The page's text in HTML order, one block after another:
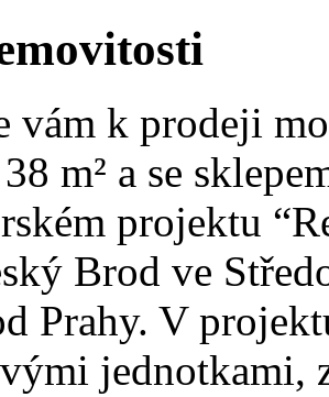
vám k prodeji
m² a se
projektu
Brod ve
Prahy. V
jednotkami,